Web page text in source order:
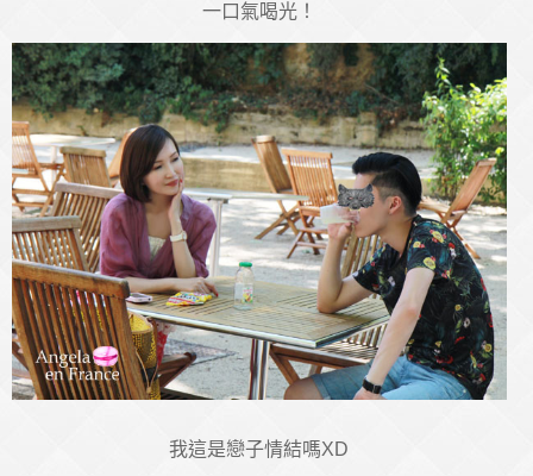
一口氣喝光！
我這是戀子情結嗎XD